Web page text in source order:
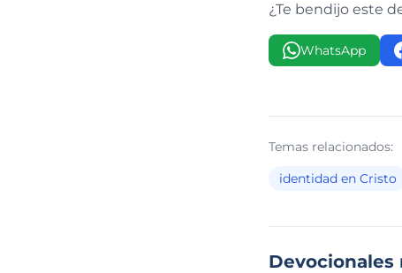
¿Te bendijo este
WhatsApp
Temas relacionados:
identidad en Cristo
Devocionales